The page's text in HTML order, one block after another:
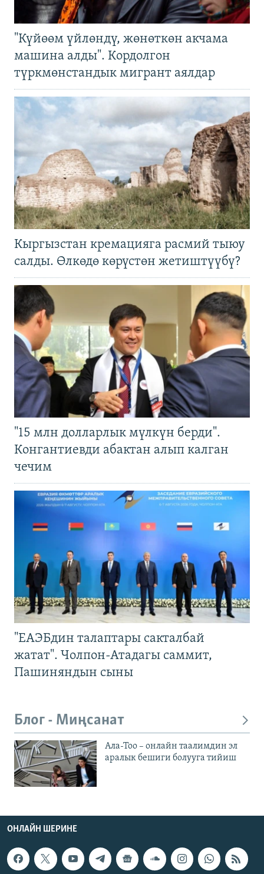
"Күйөөм үйлөндү, жөнөткөн акчама
машина алды". Кордолгон
түркмөнстандык мигрант аялдар
Кыргызстан кремацияга расмий тыюу
салды. Өлкөдө көрүстөн жетиштүүбү?
"15 млн долларлык мүлкүн берди".
Конгантиевди абактан алып калган
чечим
"ЕАЭБдин талаптары сакталбай
жатат". Чолпон-Атадагы саммит,
Пашиняндын сыны
Блог - Миңсанат
Ала-Тоо – онлайн таалимдин эл
аралык бешиги болууга тийиш
ОНЛАЙН ШЕРИНЕ